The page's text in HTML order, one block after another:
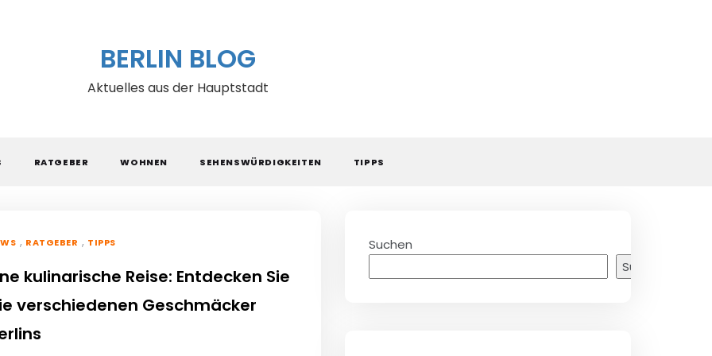
BERLIN BLOG
Aktuelles aus der Hauptstadt
RATGEBER WOHNEN SEHENSWÜRDIGKEITEN TIPPS
, RATGEBER , TIPPS
kulinarische Reise: Entdecken Sie
verschiedenen Geschmäcker
Suchen
Suchen